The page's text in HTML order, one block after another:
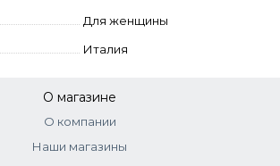
Для женщины
Италия
О магазине
О компании
Наши магазины